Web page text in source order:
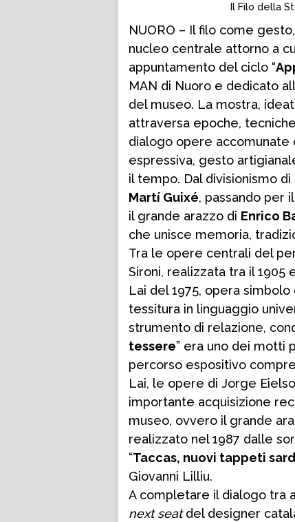
Il Filo della
NUORO – Il filo come
nucleo centrale attorno a
appuntamento del ciclo “
MAN di Nuoro e dedicato
del museo. La mostra,
attraversa epoche,
dialogo opere
espressiva, gesto
il tempo. Dal divisionismo di
Martí Guixé, passando per
il grande arazzo di Enrico
che unisce memoria,
Tra le opere centrali del
Sironi, realizzata tra il 1905
Lai del 1975, opera
tessitura in linguaggio
strumento di relazione,
tessere” era uno dei motti
percorso espositivo
Lai, le opere di Jorge
importante acquisizione
museo, ovvero il grande
realizzato nel 1987 dalle
“Taccas, nuovi tappeti
Giovanni Lilliu.
A completare il dialogo tra
next seatdel designer